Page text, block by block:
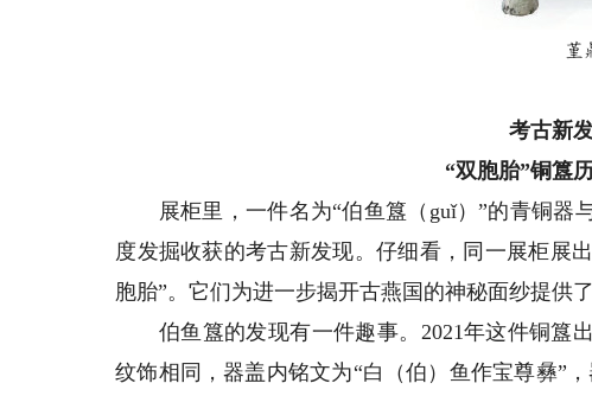
堇
考古新
“双胞胎”铜簋
展柜里，一件名为“伯鱼簋（guǐ）”的青铜器
度发掘收获的考古新发现。仔细看，同一展柜展
胞胎”。它们为进一步揭开古燕国的神秘面纱提供了
伯鱼簋的发现有一件趣事。2021年这件铜簋
纹饰相同，器盖内铭文为“白（伯）鱼作宝尊彝”